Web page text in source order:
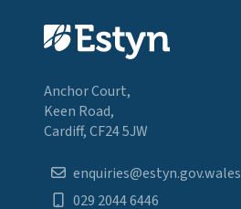
Anchor Court,
Keen Road,
Cardiff, CF24 5JW
enquiries@estyn.gov.wales
029 2044 6446